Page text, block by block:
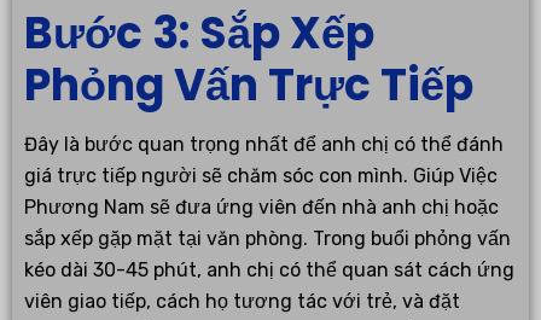
Bước 3: Sắp Xếp
Phỏng Vấn Trực Tiếp
Đây là bước quan trọng nhất để anh chị có thể đánh
giá trực tiếp người sẽ chăm sóc con mình. Giúp Việc
Phương Nam sẽ đưa ứng viên đến nhà anh chị hoặc
sắp xếp gặp mặt tại văn phòng. Trong buổi phỏng vấn
kéo dài 30-45 phút, anh chị có thể quan sát cách ứng
viên giao tiếp, cách họ tương tác với trẻ, và đặt